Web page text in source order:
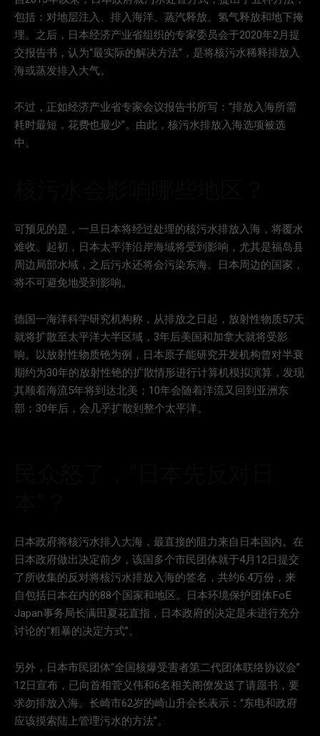
包括：对地层注入、排入海洋、蒸汽释放、氢气释放和地下掩
埋。之后，日本经济产业省组织的专家委员会于2020年2月提
交报告书，认为“最实际的解决方法”，是将核污水稀释排放入
海或蒸发排入大气。
不过，正如经济产业省专家会议报告书所写：“排放入海所需
耗时最短，花费也最少”。由此，核污水排放入海选项被选
中。
可预见的是，一旦日本将经过处理的核污水排放入海，将覆水
难收。起初，日本太平洋沿岸海域将受到影响，尤其是福岛县
周边局部水域，之后污水还将会污染东海。日本周边的国家，
将不可避免地受到影响。
德国一海洋科学研究机构称，从排放之日起，放射性物质57天
就将扩散至太平洋大半区域，3年后美国和加拿大就将受影
响。以放射性物质铯为例，日本原子能研究开发机构曾对半衰
期约为30年的放射性铯的扩散情形进行计算机模拟演算，发现
其顺着海流5年将到达北美；10年会随着洋流又回到亚洲东
部；30年后，会几乎扩散到整个太平洋。
日本政府将核污水排入大海，最直接的阻力来自日本国内。在
日本政府做出决定前夕，该国多个市民团体就于4月12日提交
了所收集的反对将核污水排放入海的签名，共约6.4万份，来
自包括日本在内的88个国家和地区。日本环境保护团体FoE
Japan事务局长满田夏花直指，日本政府的决定是未进行充分
讨论的“粗暴的决定方式”。
另外，日本市民团体“全国核爆受害者第二代团体联络协议会”
12日宣布，已向首相菅义伟和6名相关阁僚发送了请愿书，要
求勿排放入海。长崎市62岁的崎山升会长表示：“东电和政府
应该摸索陆上管理污水的方法”。